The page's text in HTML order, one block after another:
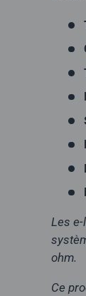
Les
ohm.
Ce